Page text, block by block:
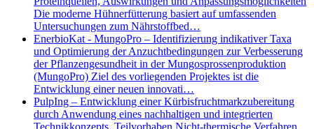
Die moderne Hühnerfütterung basiert auf umfassenden
Untersuchungen zum Nährstoffbed…
EnerbioKat - MungoPro – Identifizierung indikativer Taxa
und Optimierung der Anzuchtbedingungen zur Verbesserung
der Pflanzengesundheit in der Mungosprossenproduktion
(MungoPro) Ziel des vorliegenden Projektes ist die
Entwicklung einer neuen innovati…
PulpIng – Entwicklung einer Kürbisfruchtmarkzubereitung
durch Anwendung eines nachhaltigen und integrierten
Technikkonzepts. Teilvorhaben Nicht-thermische Verfahren